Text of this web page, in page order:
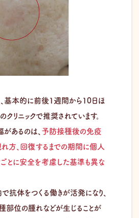
基本的に前後1週間から10日ほ
クリニックで推奨されています。
あるのは、 予防接種後の免疫
方、回復するまでの期間に個人
ごとに安全を考慮した基準も異な
体をつくる働きが活発になり、
部位の腫れなどが生じることが